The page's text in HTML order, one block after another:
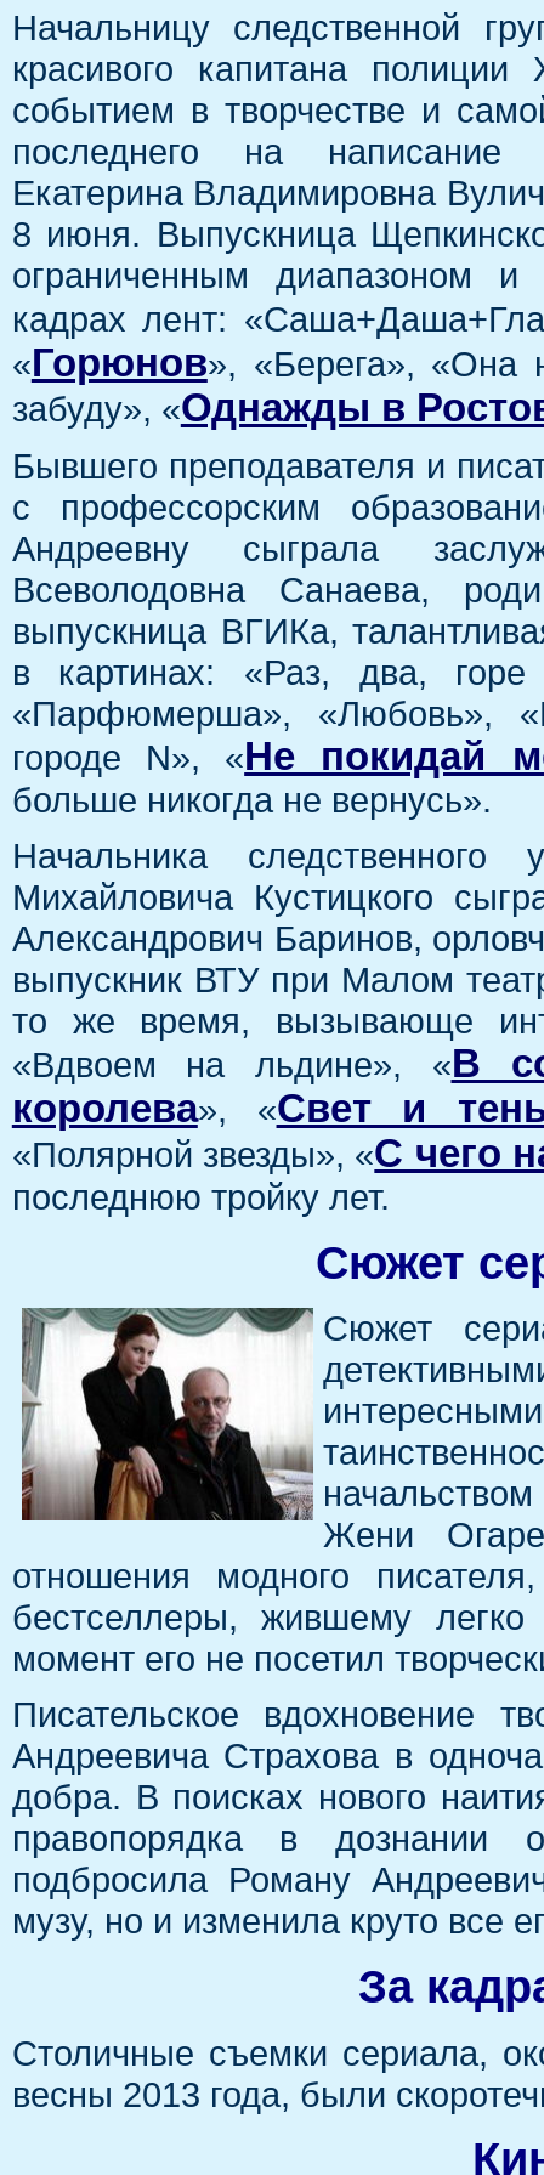
Начальницу следственной
красивого капитана
событием в творчестве и
последнего на написание
Екатерина Владимировна
8 июня. Выпускница
ограниченным диапазоном
кадрах лент:
«Горюнов», «Берега», «Она
забуду», «Однажды в
Бывшего преподавателя и
с профессорским
Андреевну сыграла
Всеволодовна Санаева,
выпускница ВГИКа,
в картинах: «Раз, два,
«Парфюмерша», «Любовь»,
городе N», «Не покидай
больше никогда не вернусь».
Начальника следственного
Михайловича Кустицкого
Александрович Баринов,
выпускник ВТУ при Малом
то же время, вызывающе
«Вдвоем на льдине», «В
королева», «Свет и
«Полярной звезды», «С чего
последнюю тройку лет.
Сюжет
Сюжет
Жени
отношения модного
бестселлеры, жившему
момент его не посетил
Писательское вдохновение
Андреевича Страхова в
добра. В поисках нового
правопорядка в дознании
подбросила Роману
музу, но и изменила круто все
За
Столичные съемки сериала,
весны 2013 года, были